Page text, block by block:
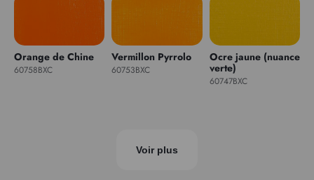
Orange de Chine
60758BXC
Vermillon Pyrrolo
60753BXC
Ocre jaune (nuance
verte)
60747BXC
Voir plus